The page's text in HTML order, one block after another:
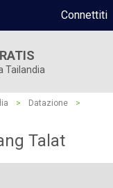
Connettiti
Tailandia
> Datazione
>
Talat